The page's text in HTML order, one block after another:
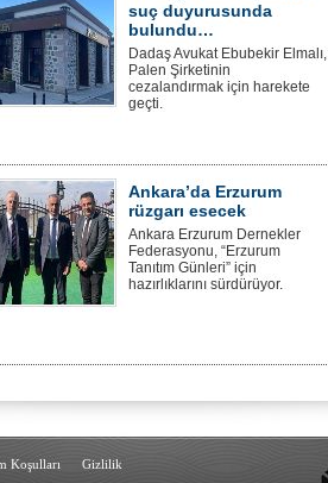
suç duyurusunda
bulundu…
Dadaş Avukat Ebubekir Elmalı,
Palen Şirketinin
cezalandırmak için harekete
geçti.
Ankara’da Erzurum
rüzgarı esecek
Ankara Erzurum Dernekler
Federasyonu, “Erzurum
Tanıtım Günleri” için
hazırlıklarını sürdürüyor.
Koşulları
Gizlilik